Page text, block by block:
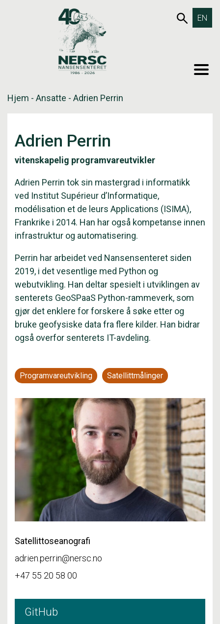
653SØK
EN
Hjem - Ansatte - Adrien Perrin
Adrien Perrin
vitenskapelig programvareutvikler
Adrien Perrin tok sin mastergrad i informatikk
ved Institut Supérieur d’Informatique,
modélisation et de leurs Applications (ISIMA),
Frankrike i 2014. Han har også kompetanse innen
infrastruktur og automatisering.
Perrin har arbeidet ved Nansensenteret siden
2019, i det vesentlige med Python og
webutvikling. Han deltar spesielt i utviklingen av
senterets GeoSPaaS Python-rammeverk, som
gjør det enklere for forskere å søke etter og
bruke geofysiske data fra flere kilder. Han bidrar
også overfor senterets IT-avdeling.
Programvareutvikling Satellittmålinger
Satellittoseanografi
adrien.perrin@nersc.no
+47 55 20 58 00
GitHub